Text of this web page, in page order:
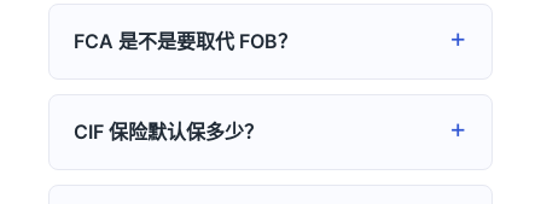
FCA 是不是要取代 FOB？
CIF 保险默认保多少？